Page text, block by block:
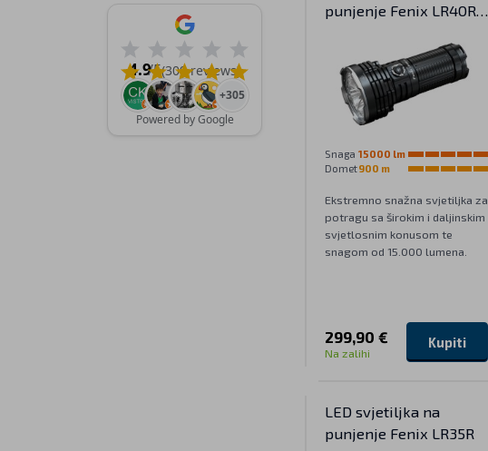
punjenje Fenix LR40R
Snaga 15000 lm
Domet900 m
Ekstremno snažna svjetiljka za
potragu sa širokim i daljinskim
svjetlosnim konusom te
snagom od 15.000 lumena.
299,90 €
Na zalihi
Kupiti
LED svjetiljka na
punjenje Fenix LR35R
4.9/5(309 reviews)
+305
Powered by Google